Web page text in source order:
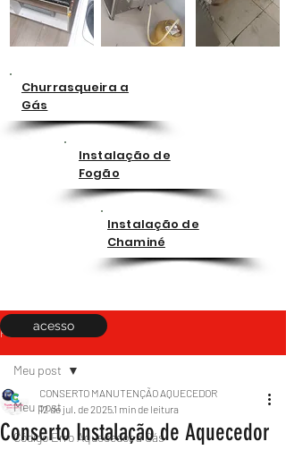
Churrasqueira a
Gás
Instalação de
Fogão
Instalação de
Chaminé
Post
Meu post
Código Erro Aquecedor a Gás
Meu post
Conserto Instalação de Aquecedor
CONSERTO MANUTENÇÃO AQUECEDOR
12 de jul. de 20251 min de leitura
acesso